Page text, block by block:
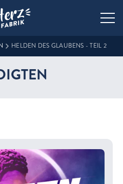
Zur Startseite der Herzfabrik
HELDEN DES GLAUBENS - TEIL 2